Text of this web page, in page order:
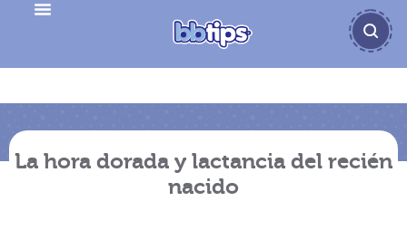
La hora dorada y lactancia del recién
nacido